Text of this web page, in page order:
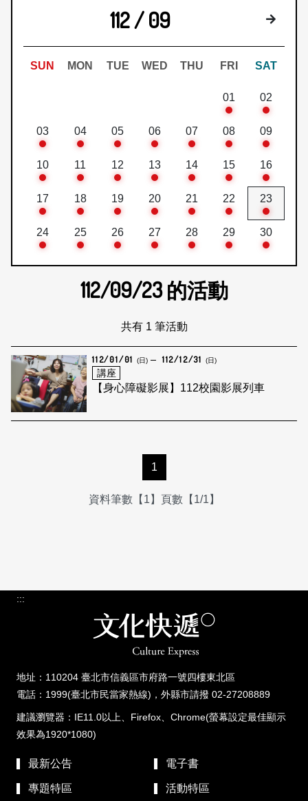
112 / 09 下個月
SUN MON TUE WED THU FRI SAT
01 02
03 04 05 06 07 08 09
10 11 12 13 14 15 16
17 18 19 20 21 22 23
24 25 26 27 28 29 30
112/09/23的活動
共有 1 筆活動
112/01/01 (日) 112/12/31 (日)
講座
【身心障礙影展】112校園影展列車
1
資料筆數【1】頁數【1/1】
:::
地址：110204 臺北市信義區市府路一號四樓東北區
電話：1999(臺北市民當家熱線)，外縣市請撥 02-27208889
建議瀏覽器：IE11.0以上、Firefox、Chrome(螢幕設定最佳顯示
效果為1920*1080)
最新公告 電子書
專題特區 活動特區